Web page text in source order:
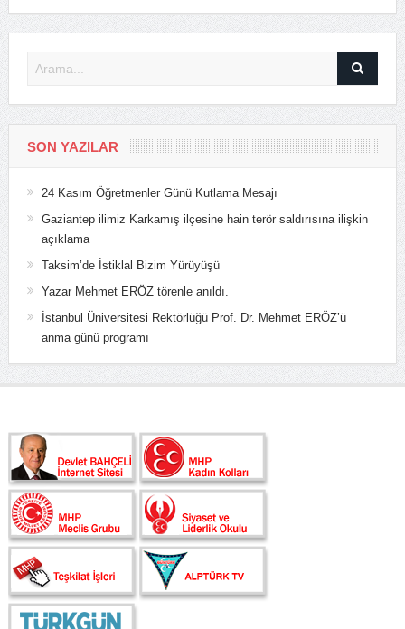
SON YAZILAR
24 Kasım Öğretmenler Günü Kutlama Mesajı
Gaziantep ilimiz Karkamış ilçesine hain terör saldırısına ilişkin
açıklama
Taksim’de İstiklal Bizim Yürüyüşü
Yazar Mehmet ERÖZ törenle anıldı.
İstanbul Üniversitesi Rektörlüğü Prof. Dr. Mehmet ERÖZ’ü
anma günü programı